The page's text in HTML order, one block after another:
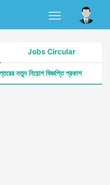
Jobs Circular
নতুন নিয়োগ বিজ্ঞপ্তি প্রকাশ